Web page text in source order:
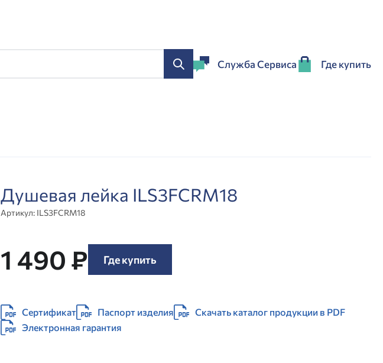
Служба Сервиса Где купить
Душевая лейка ILS3FCRM18
Артикул: ILS3FCRM18
1 490 ₽ Где купить
Сертификат Паспорт изделия
Скачать каталог продукции в PDF
Электронная гарантия